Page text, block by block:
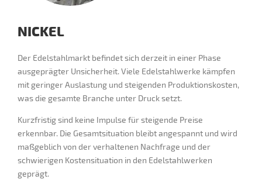
NICKEL
Der Edelstahlmarkt befindet sich derzeit in einer Phase
ausgeprägter Unsicherheit. Viele Edelstahlwerke kämpfen
mit geringer Auslastung und steigenden Produktionskosten,
was die gesamte Branche unter Druck setzt.
Kurzfristig sind keine Impulse für steigende Preise
erkennbar. Die Gesamtsituation bleibt angespannt und wird
maßgeblich von der verhaltenen Nachfrage und der
schwierigen Kostensituation in den Edelstahlwerken
geprägt.